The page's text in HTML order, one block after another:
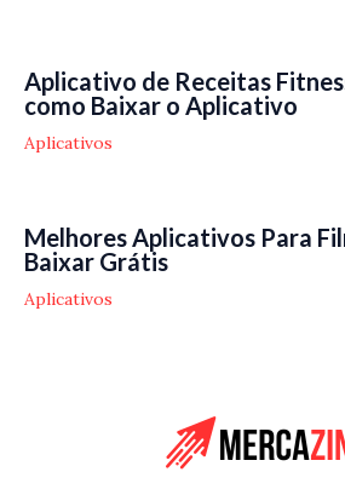
Aplicativo de Receitas
como Baixar o Aplicativo
Aplicativos
Melhores Aplicativos Para
Baixar Grátis
Aplicativos